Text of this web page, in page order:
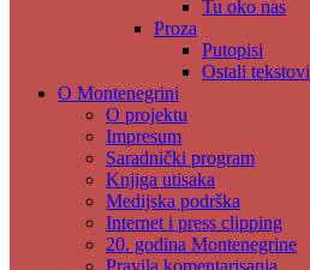
Tu oko nas
Proza
Putopisi
Ostali tekstovi
O Montenegrini
O projektu
Impresum
Saradnički program
Knjiga utisaka
Medijska podrška
Internet i press clipping
20. godina Montenegrine
Pravila komentarisanja